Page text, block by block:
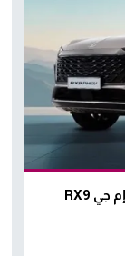
بسعر 1.9 مليون جنيه.. المواصفات الكاملة لـ إم جي RX9